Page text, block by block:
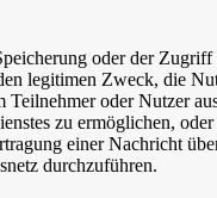
oder der
legitimen Zweck, die
Teilnehmer oder Nutzer
zu ermöglichen,
einer Nachricht
durchzuführen.